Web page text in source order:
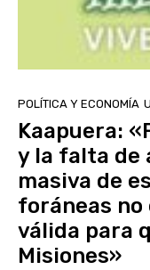
POLÍTICA Y ECONOMÍA
Kaapuera:
y la falta de
masiva de
foráneas
válida para
Misiones»